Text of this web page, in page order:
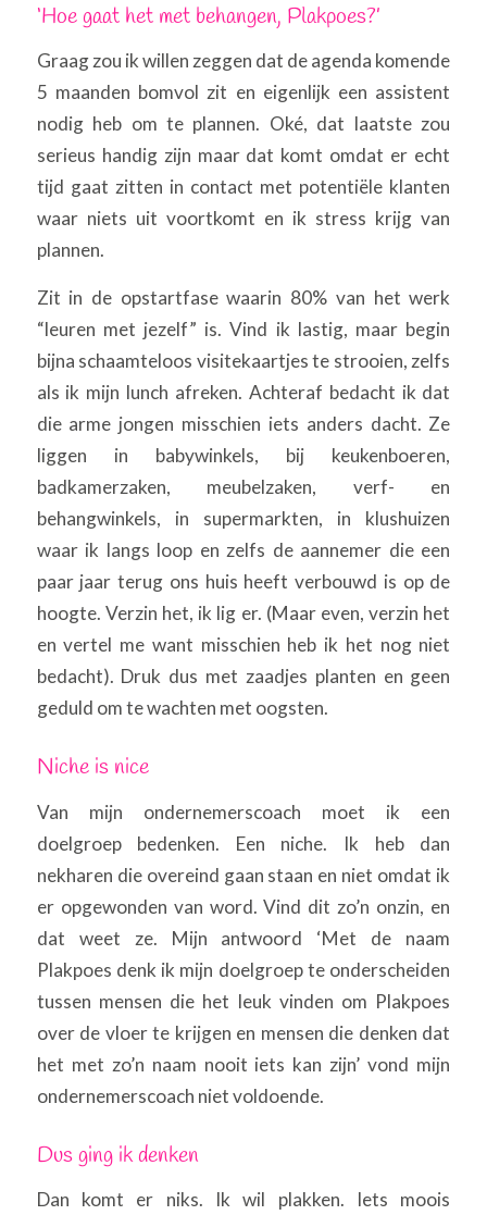
‘Hoe gaat het met behangen, Plakpoes?’
Graag zou ik willen zeggen dat de agenda komende
5 maanden bomvol zit en eigenlijk een assistent
nodig heb om te plannen. Oké, dat laatste zou
serieus handig zijn maar dat komt omdat er echt
tijd gaat zitten in contact met potentiële klanten
waar niets uit voortkomt en ik stress krijg van
plannen.
Zit in de opstartfase waarin 80% van het werk
“leuren met jezelf” is. Vind ik lastig, maar begin
bijna schaamteloos visitekaartjes te strooien, zelfs
als ik mijn lunch afreken. Achteraf bedacht ik dat
die arme jongen misschien iets anders dacht. Ze
liggen in babywinkels, bij keukenboeren,
badkamerzaken, meubelzaken, verf- en
behangwinkels, in supermarkten, in klushuizen
waar ik langs loop en zelfs de aannemer die een
paar jaar terug ons huis heeft verbouwd is op de
hoogte. Verzin het, ik lig er. (Maar even, verzin het
en vertel me want misschien heb ik het nog niet
bedacht). Druk dus met zaadjes planten en geen
geduld om te wachten met oogsten.
Niche is nice
Van mijn ondernemerscoach moet ik een
doelgroep bedenken. Een niche. Ik heb dan
nekharen die overeind gaan staan en niet omdat ik
er opgewonden van word. Vind dit zo’n onzin, en
dat weet ze. Mijn antwoord ‘Met de naam
Plakpoes denk ik mijn doelgroep te onderscheiden
tussen mensen die het leuk vinden om Plakpoes
over de vloer te krijgen en mensen die denken dat
het met zo’n naam nooit iets kan zijn’ vond mijn
ondernemerscoach niet voldoende.
Dus ging ik denken
Dan komt er niks. Ik wil plakken. Iets moois